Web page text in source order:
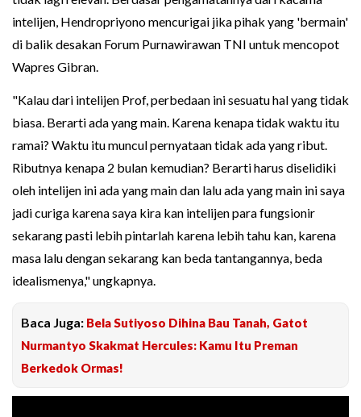
intelijen, Hendropriyono mencurigai jika pihak yang 'bermain'
di balik desakan Forum Purnawirawan TNI untuk mencopot
Wapres Gibran.
"Kalau dari intelijen Prof, perbedaan ini sesuatu hal yang tidak
biasa. Berarti ada yang main. Karena kenapa tidak waktu itu
ramai? Waktu itu muncul pernyataan tidak ada yang ribut.
Ributnya kenapa 2 bulan kemudian? Berarti harus diselidiki
oleh intelijen ini ada yang main dan lalu ada yang main ini saya
jadi curiga karena saya kira kan intelijen para fungsionir
sekarang pasti lebih pintarlah karena lebih tahu kan, karena
masa lalu dengan sekarang kan beda tantangannya, beda
idealismenya," ungkapnya.
Baca Juga: Bela Sutiyoso Dihina Bau Tanah, Gatot
Nurmantyo Skakmat Hercules: Kamu Itu Preman
Berkedok Ormas!